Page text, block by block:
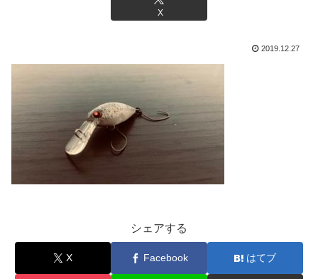
X
2019.12.27
シェアする
X Facebook はてブ